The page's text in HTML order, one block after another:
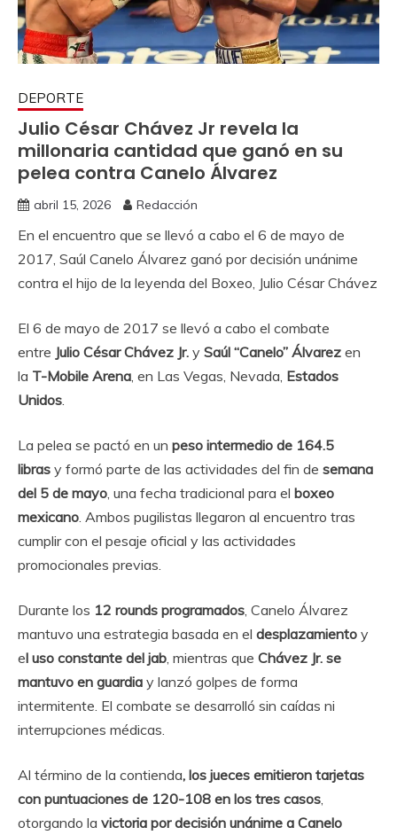
DEPORTE
Julio César Chávez Jr revela la
millonaria cantidad que ganó en su
pelea contra Canelo Álvarez
abril 15, 2026 Redacción
En el encuentro que se llevó a cabo el 6 de mayo de
2017, Saúl Canelo Álvarez ganó por decisión unánime
contra el hijo de la leyenda del Boxeo, Julio César Chávez
El 6 de mayo de 2017 se llevó a cabo el combate
entre Julio César Chávez Jr. y Saúl “Canelo” Álvarez en
la T-Mobile Arena, en Las Vegas, Nevada, Estados
Unidos.
La pelea se pactó en un peso intermedio de 164.5
libras y formó parte de las actividades del fin de semana
del 5 de mayo, una fecha tradicional para el boxeo
mexicano. Ambos pugilistas llegaron al encuentro tras
cumplir con el pesaje oficial y las actividades
promocionales previas.
Durante los 12 rounds programados, Canelo Álvarez
mantuvo una estrategia basada en el desplazamiento y
el uso constante del jab, mientras que Chávez Jr. se
mantuvo en guardia y lanzó golpes de forma
intermitente. El combate se desarrolló sin caídas ni
interrupciones médicas.
Al término de la contienda, los jueces emitieron tarjetas
con puntuaciones de 120-108 en los tres casos,
otorgando la victoria por decisión unánime a Canelo